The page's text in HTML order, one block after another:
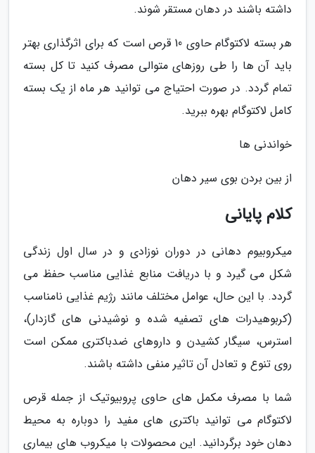
داشته باشند در دهان مستقر شوند.
هر بسته لاکتوگام حاوی 10 قرص است که برای اثرگذاری بهتر
باید آن ها را طی روزهای متوالی مصرف کنید تا کل بسته
تمام گردد. در صورت احتیاج می توانید هر ماه از یک بسته
کامل لاکتوگام بهره ببرید.
خواندنی ها
از بین بردن بوی سیر دهان
کلام پایانی
میکروبیوم دهانی در دوران نوزادی و در سال اول زندگی
شکل می گیرد و با دریافت منابع غذایی مناسب حفظ می
گردد. با این حال، عوامل مختلف مانند رژیم غذایی نامناسب
(کربوهیدرات های تصفیه شده و نوشیدنی های گازدار)،
استرس، سیگار کشیدن و داروهای ضدباکتری ممکن است
روی تنوع و تعادل آن تاثیر منفی داشته باشند.
شما با مصرف مکمل های حاوی پروبیوتیک از جمله قرص
لاکتوگام می توانید باکتری های مفید را دوباره به محیط
دهان خود برگردانید. این محصولات با میکروب های بیماری